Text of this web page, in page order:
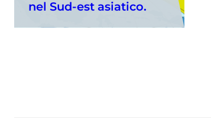
nel Sud-est asiatico.